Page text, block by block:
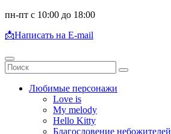
пн-пт с 10:00 до 18:00
📩Написать на E-mail
Любимые персонажи
Love is
My melody
Hello Kitty
Благословение небожителей